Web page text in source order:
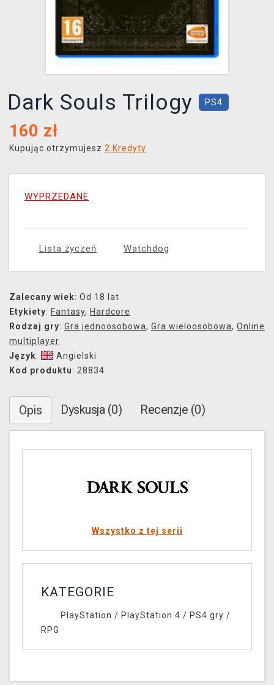
Dark Souls Trilogy PS4
160 zł
Kupując otrzymujesz 2 Kredyty
WYPRZEDANE
Lista życzeń Watchdog
Zalecany wiek: Od 18 lat
Etykiety: Fantasy, Hardcore
Rodzaj gry: Gra jednoosobowa, Gra wieloosobowa, Online
multiplayer
Język:
Angielski
Kod produktu: 28834
Opis Dyskusja (0) Recenzje (0)
Wszystko z tej serii
KATEGORIE
PlayStation / PlayStation 4 / PS4 gry /
RPG